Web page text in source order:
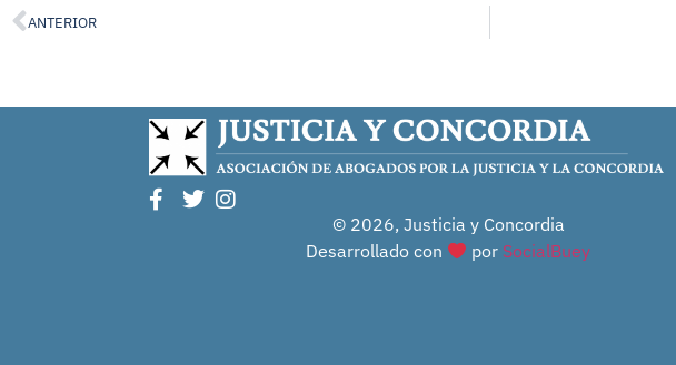
ANTERIOR
© 2026, Justicia y Concordia
Desarrollado con
por SocialBuey